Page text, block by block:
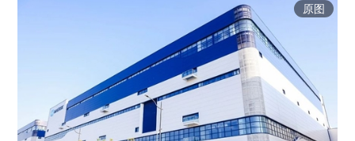
原图